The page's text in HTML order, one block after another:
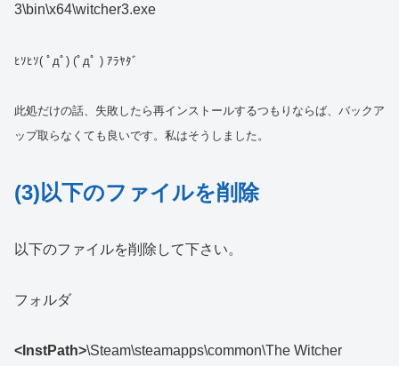
3\bin\x64\witcher3.exe
ﾋｿﾋｿ( ﾟдﾟ) (ﾟдﾟ ) ｱﾗﾔﾀﾞ
此処だけの話、失敗したら再インストールするつもりならば、バックア
ップ取らなくても良いです。私はそうしました。
(3)以下のファイルを削除
以下のファイルを削除して下さい。
フォルダ
<InstPath>\Steam\steamapps\common\The Witcher